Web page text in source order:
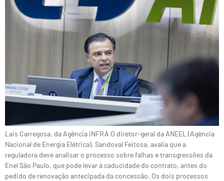
Lais Carregosa, da Agência iNFRA O diretor-geral da ANEEL (Agência
Nacional de Energia Elétrica), Sandoval Feitosa, avalia que a
reguladora deve analisar o processo sobre falhas e transgressões da
Enel São Paulo, que pode levar à caducidade do contrato, antes do
pedido de renovação antecipada da concessão. Os dois processos